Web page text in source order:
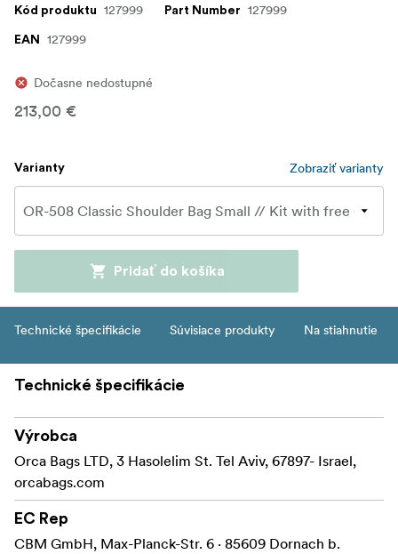
Kód produktu 127999 Part Number 127999
EAN 127999
Dočasne nedostupné
213,00 €
Varianty Zobraziť varianty
Pridať do košíka
Technické špecifikácie Súvisiace produkty Na stiahnutie
Technické špecifikácie
Výrobca
Orca Bags LTD, 3 Hasolelim St. Tel Aviv, 67897- Israel,
orcabags.com
EC Rep
CBM GmbH, Max-Planck-Str. 6 · 85609 Dornach b.